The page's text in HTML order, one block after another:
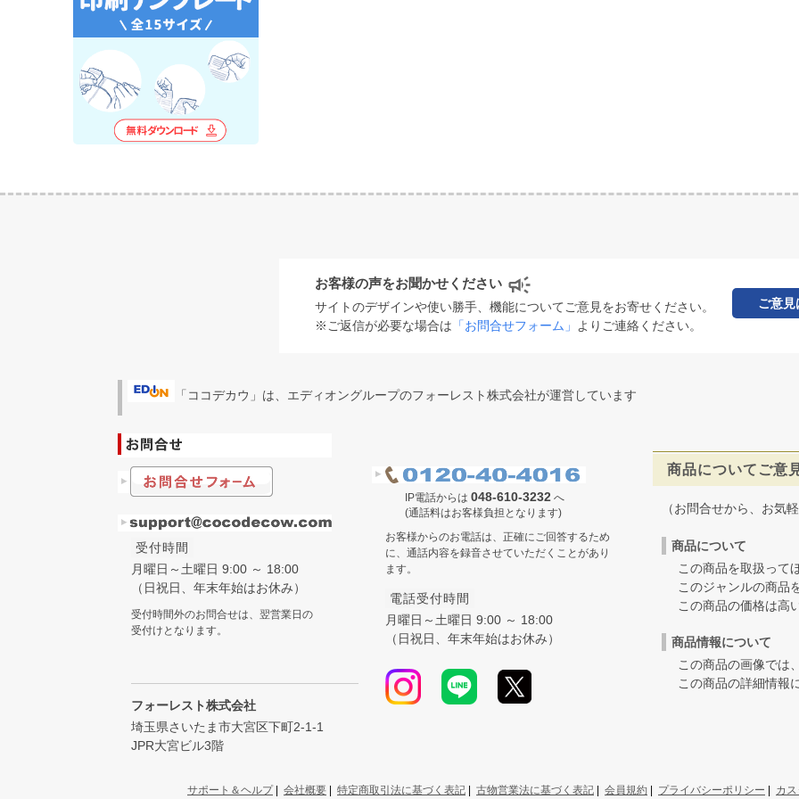
お客様の声をお聞かせください
サイトのデザインや使い勝手、機能についてご意見をお寄せください。
※ご返信が必要な場合は 「お問合せフォーム」 よりご連絡ください。
ご意見
「ココデカウ」は、エディオングループのフォーレスト株式会社が運営しています
受付時間
月曜日～土曜日 9:00 ～ 18:00
（日祝日、年末年始はお休み）
受付時間外のお問合せは、翌営業日の
受付けとなります。
フォーレスト株式会社
埼玉県さいたま市大宮区下町2-1-1
JPR大宮ビル3階
IP電話からは 048-610-3232 へ
(通話料はお客様負担となります)
お客様からのお電話は、正確にご回答するため
に、通話内容を録音させていただくことがあり
ます。
電話受付時間
月曜日～土曜日 9:00 ～ 18:00
（日祝日、年末年始はお休み）
商品についてご意
（お問合せから、お気
商品について
この商品を取扱って
このジャンルの商品
この商品の価格は高
商品情報について
この商品の画像では
この商品の詳細情報
サポート＆ヘルプ| 会社概要 | 特定商取引法に基づく表記 | 古物営業法に基づく表記 | 会員規約 | プライバシーポリシー | カ